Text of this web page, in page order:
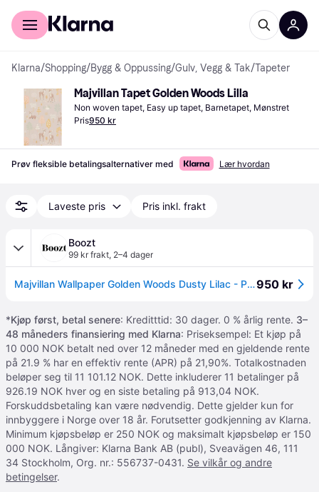
For kunder
Klarna/Shopping/Bygg & Oppussing/Gulv, Vegg & Tak/Tapeter
Majvillan Tapet Golden Woods Lilla
Non woven tapet, Easy up tapet, Barnetapet, Mønstret
Pris950 kr
Prøv fleksible betalingsalternativer med Lær hvordan
Laveste pris Pris inkl. frakt
Boozt
99 kr frakt, 2–4 dager
Majvillan Wallpaper Golden Woods Dusty Lilac - Purple - 1005X 53CM950 kr
*Kjøp først, betal senere: Kreditttid: 30 dager. 0 % årlig rente. 3–
48 måneders finansiering med Klarna: Priseksempel: Et kjøp på
10 000 NOK betalt ned over 12 måneder med en gjeldende rente
på 21.9 % har en effektiv rente (APR) på 21,90%. Totalkostnaden
beløper seg til 11 101.12 NOK. Dette inkluderer 11 betalinger på
926.19 NOK hver og en siste betaling på 913,04 NOK.
Forskuddsbetaling kan være nødvendig. Dette gjelder kun for
innbyggere i Norge over 18 år. Forutsetter godkjenning av Klarna.
Minimum kjøpsbeløp er 250 NOK og maksimalt kjøpsbeløp er 150
000 NOK. Långiver: Klarna Bank AB (publ), Sveavägen 46, 111
34 Stockholm, Org. nr.: 556737-0431. Se vilkår og andre
betingelser.